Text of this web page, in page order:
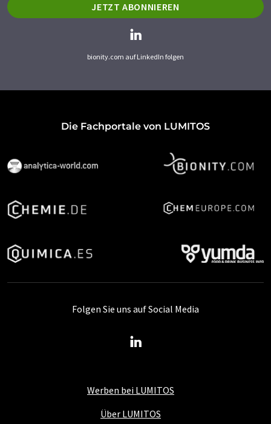
JETZT ABONNIEREN
bionity.com auf LinkedIn folgen
Die Fachportale von LUMITOS
Werben bei LUMITOS
Über LUMITOS
Folgen Sie uns auf Social Media